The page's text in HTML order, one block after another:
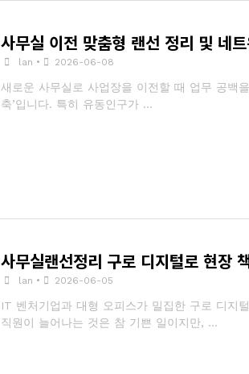
사무실 이전 맞춤형 랜선 정리 및 네
lan • 2026-06-08
새로운 사무실로 사업장을 이전할 때 업무 공백
축’입니다. 특히 유동인구가 …
사무실랜선정리 구로 디지털로 현장
lan • 2026-06-05
IT 벤처기업과 대형 오피스가 밀집한 구로 디지
직원이 늘어나는 것은 참 기쁜 일이지만, …